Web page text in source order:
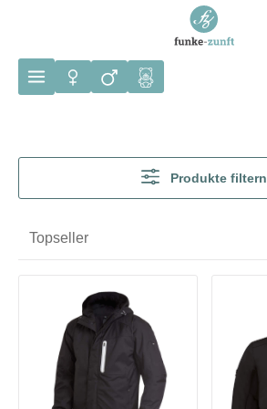
Produkte filtern